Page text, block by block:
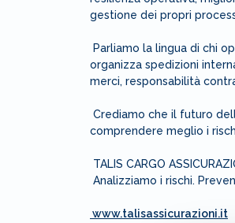
gestione dei propri
Parliamo la lingua di chi
organizza spedizioni
merci, responsabilità
Crediamo che il futuro
comprendere meglio i
TALIS CARGO
Analizziamo i rischi.
www.talisassicurazioni.it